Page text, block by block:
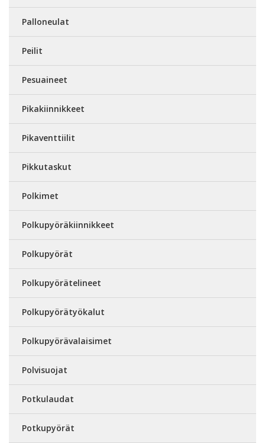
Palloneulat
Peilit
Pesuaineet
Pikakiinnikkeet
Pikaventtiilit
Pikkutaskut
Polkimet
Polkupyöräkiinnikkeet
Polkupyörät
Polkupyörätelineet
Polkupyörätyökalut
Polkupyörävalaisimet
Polvisuojat
Potkulaudat
Potkupyörät